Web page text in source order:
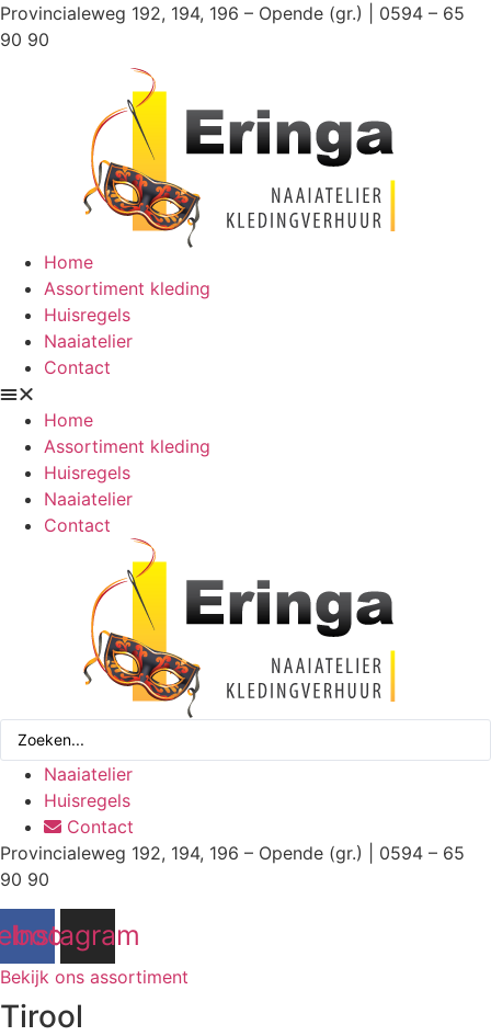
Ga
naar
Provincialeweg 192, 194, 196 – Opende (gr.) | 0594 – 65
90 90
Home
Assortiment kleding
Huisregels
Naaiatelier
Contact
Home
Assortiment kleding
Huisregels
Naaiatelier
Contact
Search
Naaiatelier
Huisregels
Contact
Provincialeweg 192, 194, 196 – Opende (gr.) | 0594 – 65
90 90
Instagram
Bekijk ons assortiment
Tirool